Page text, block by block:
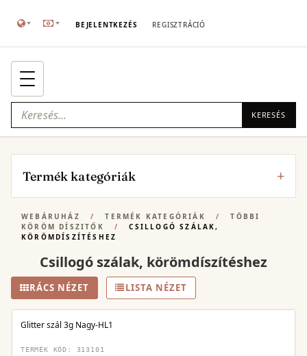
BEJELENTKEZÉS REGISZTRÁCIÓ
KERESÉS
Termék kategóriák
WEBÁRUHÁZ / TERMÉK KATEGÓRIÁK /
TÖBBI
KÖRÖM DÍSZITŐK
/
CSILLOGÓ SZÁLAK,
KÖRÖMDÍSZÍTÉSHEZ
Csillogó szálak, körömdíszítéshez
RÁCS NÉZET LISTA NÉZET
Glitter szál 3g Nagy-HL1
TERMÉK KÓD: 313101